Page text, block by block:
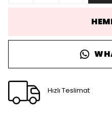
Hızlı Teslimat